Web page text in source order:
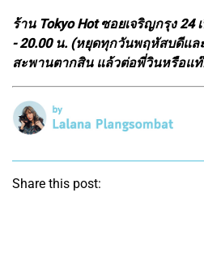
ร้าน Tokyo Hot ซอยเจริญกรุง 24
- 20.00 น. (หยุดทุกวันพฤหัสบดีแล
สะพานตากสิน แล้วต่อพี่วินหรือแ
Share this post: